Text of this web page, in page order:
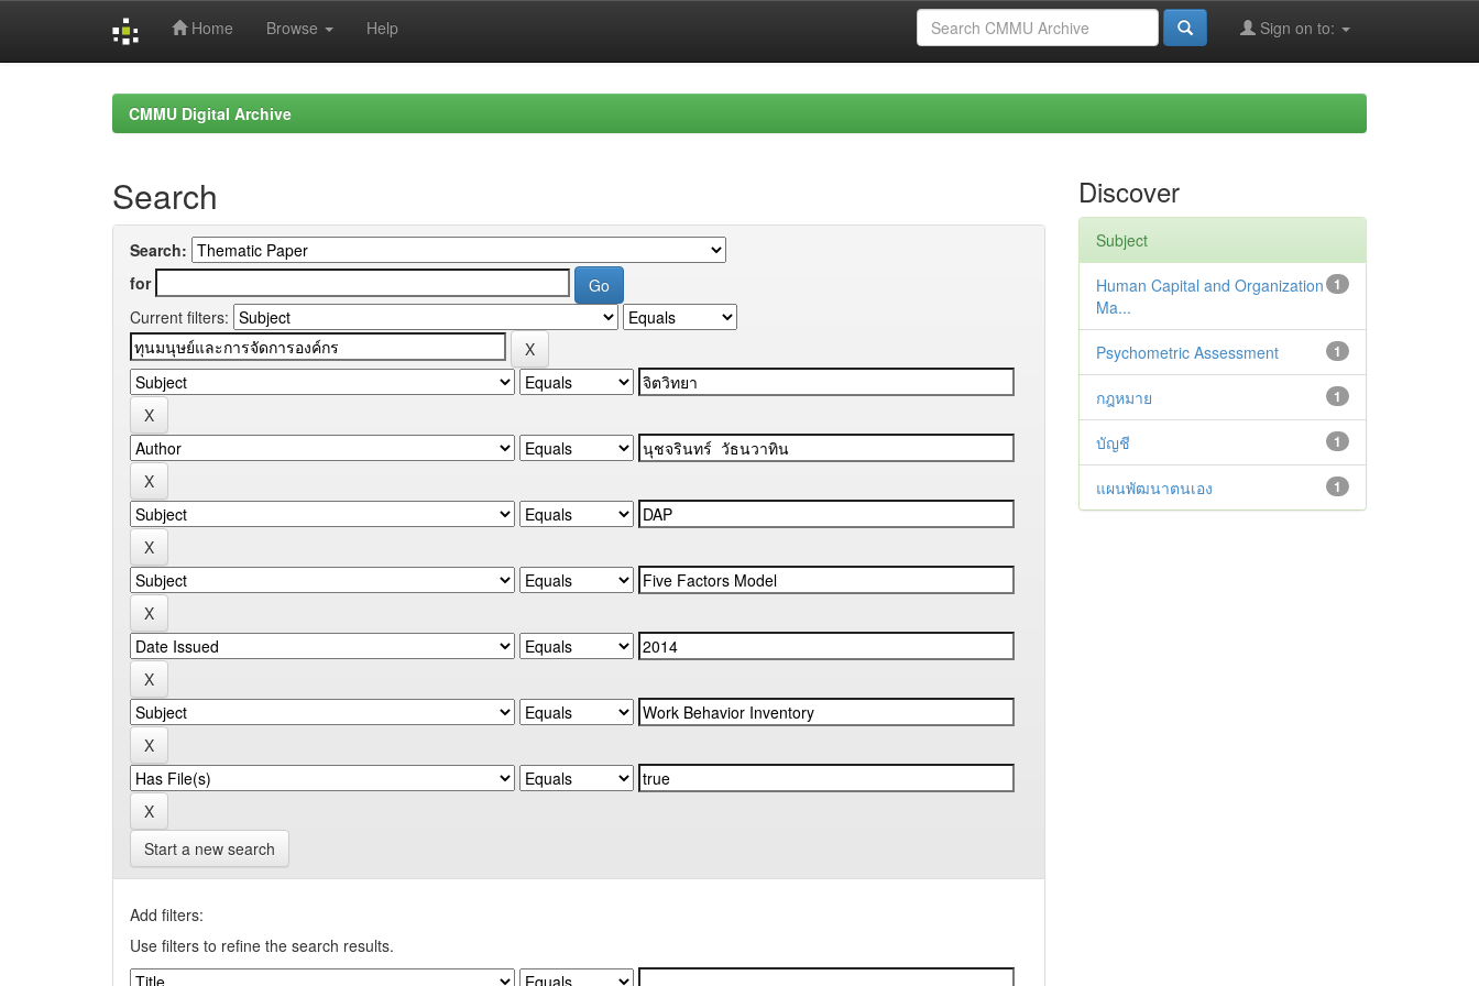
Home Browse Help Sign on to:
CMMU Digital Archive
Search
Search:
for
Current filters:
Start a new search
Add filters:
Use filters to refine the search results.
Discover
Subject
1
Human Capital and Organization
Ma...
1
Psychometric Assessment
1
กฎหมาย
1
บัญชี
1
แผนพัฒนาตนเอง